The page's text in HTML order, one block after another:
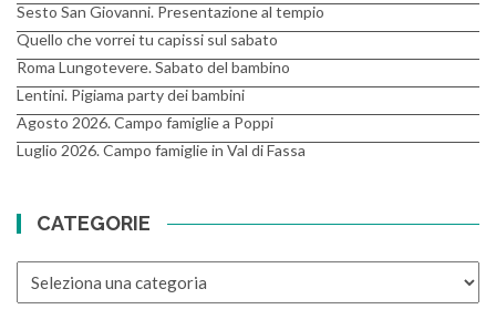
Sesto San Giovanni. Presentazione al tempio
Quello che vorrei tu capissi sul sabato
Roma Lungotevere. Sabato del bambino
Lentini. Pigiama party dei bambini
Agosto 2026. Campo famiglie a Poppi
Luglio 2026. Campo famiglie in Val di Fassa
CATEGORIE
CATEGORIE